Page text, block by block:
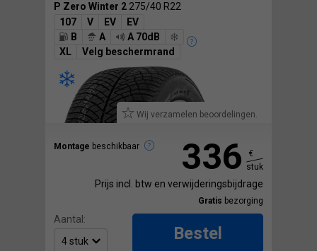
P Zero Winter 2 275/40 R22
107
V EV
EV
B
A
A 70dB
XL
Velg beschermrand
Wij verzamelen beoordelingen.
Montage beschikbaar 336
€
stuk
Prijs incl. btw en verwijderingsbijdrage
Gratis bezorging
Aantal:
Bestel